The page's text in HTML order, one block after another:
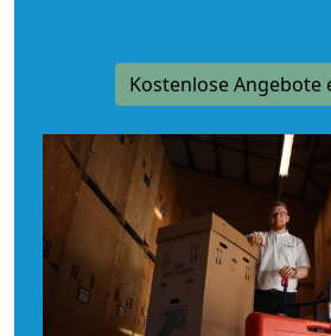
Kostenlose Angebote